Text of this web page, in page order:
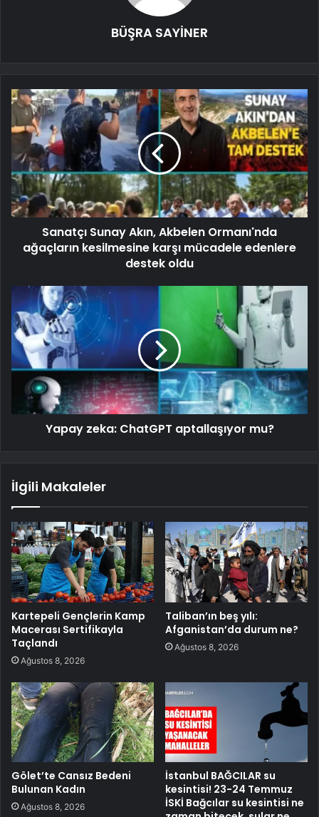
BÜŞRA SAYİNER
Sanatçı Sunay Akın, Akbelen Ormanı'nda
ağaçların kesilmesine karşı mücadele edenlere
destek oldu
Yapay zeka: ChatGPT aptallaşıyor mu?
İlgili Makaleler
Kartepeli Gençlerin Kamp
Macerası Sertifikayla
Taçlandı
Ağustos 8, 2026
Taliban’ın beş yılı:
Afganistan’da durum ne?
Ağustos 8, 2026
Gölet’te Cansız Bedeni
Bulunan Kadın
Ağustos 8, 2026
İstanbul BAĞCILAR su
kesintisi! 23-24 Temmuz
İSKİ Bağcılar su kesintisi ne